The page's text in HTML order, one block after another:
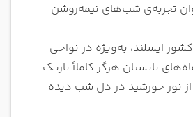
تجربه‌ی شب‌های نیمه‌روشن
ایسلند، به‌ویژه در نواحی
تابستان هرگز کاملاً تاریک
نور خورشید در دل شب دیده